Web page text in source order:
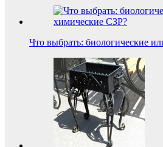
Что выбрать: биологические